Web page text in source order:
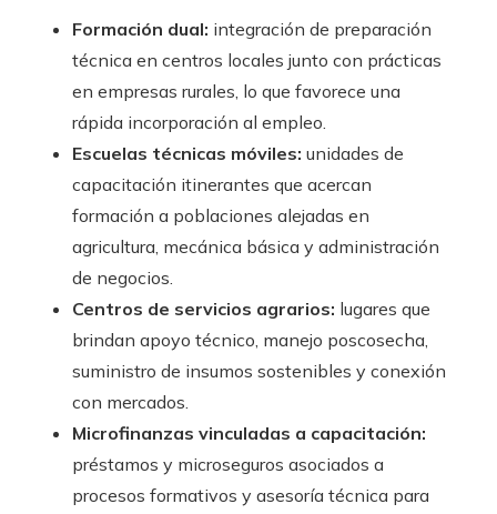
Formación dual: integración de preparación
técnica en centros locales junto con prácticas
en empresas rurales, lo que favorece una
rápida incorporación al empleo.
Escuelas técnicas móviles: unidades de
capacitación itinerantes que acercan
formación a poblaciones alejadas en
agricultura, mecánica básica y administración
de negocios.
Centros de servicios agrarios: lugares que
brindan apoyo técnico, manejo poscosecha,
suministro de insumos sostenibles y conexión
con mercados.
Microfinanzas vinculadas a capacitación:
préstamos y microseguros asociados a
procesos formativos y asesoría técnica para